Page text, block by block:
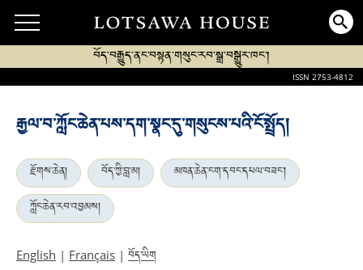
བོད་བརྒྱུད་ནང་བསྟན་གསུང་རབ་སྒྲ་བསྒྱུར་ཁང་།
ISSN 2753-4812
རྒྱལ་བ་ཀློང་ཆེན་པས་དག་སྣང་དུ་གསུངས་པའི་ངོ་སྤྲོད།
རྫོགས་ཆེན། བོད་ཀྱི་བླ་མ།
མཁན་ཆེན་ངག་དབང་དཔལ་བཟང་།
ཀློང་ཆེན་རབ་འབྱམས།
English | Français | བོད་ཡིག